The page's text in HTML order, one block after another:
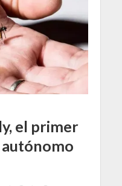
el primer